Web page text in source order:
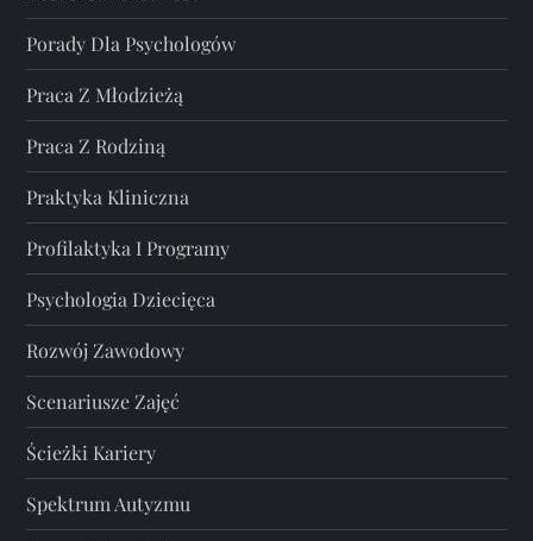
Porady Dla Psychologów
Praca Z Młodzieżą
Praca Z Rodziną
Praktyka Kliniczna
Profilaktyka I Programy
Psychologia Dziecięca
Rozwój Zawodowy
Scenariusze Zajęć
Ścieżki Kariery
Spektrum Autyzmu